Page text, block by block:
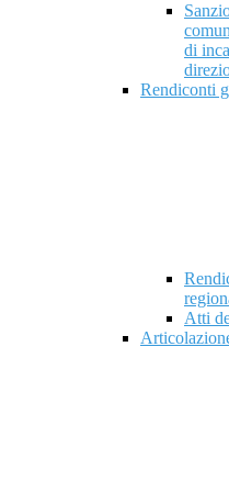
di
Rendiconti
Atti